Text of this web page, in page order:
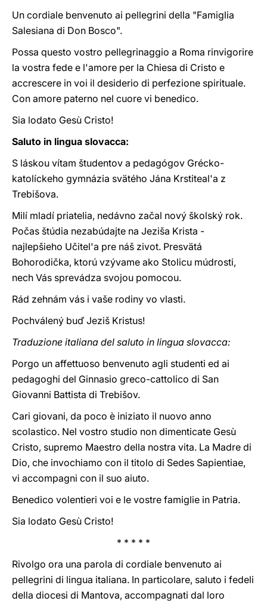
Un cordiale benvenuto ai pellegrini della "Famiglia
Salesiana di Don Bosco".
Possa questo vostro pellegrinaggio a Roma rinvigorire
la vostra fede e l'amore per la Chiesa di Cristo e
accrescere in voi il desiderio di perfezione spirituale.
Con amore paterno nel cuore vi benedico.
Sia lodato Gesù Cristo!
Saluto in lingua slovacca:
S láskou vítam študentov a pedagógov Grécko-
katolíckeho gymnázia svätého Jána Krstiteal'a z
Trebišova.
Milí mladí priatelia, nedávno začal nový školský rok.
Počas štúdia nezabúdajte na Jeziša Krista -
najlepšieho Učitel'a pre náš zivot. Presvätá
Bohorodička, ktorú vzývame ako Stolicu múdrosti,
nech Vás sprevádza svojou pomocou.
Rád zehnám vás i vaše rodiny vo vlasti.
Pochválený buď Jeziš Kristus!
Traduzione italiana del saluto in lingua slovacca:
Porgo un affettuoso benvenuto agli studenti ed ai
pedagoghi del Ginnasio greco-cattolico di San
Giovanni Battista di Trebišov.
Cari giovani, da poco è iniziato il nuovo anno
scolastico. Nel vostro studio non dimenticate Gesù
Cristo, supremo Maestro della nostra vita. La Madre di
Dio, che invochiamo con il titolo di Sedes Sapientiae,
vi accompagni con il suo aiuto.
Benedico volentieri voi e le vostre famiglie in Patria.
Sia lodato Gesù Cristo!
* * * * *
Rivolgo ora una parola di cordiale benvenuto ai
pellegrini di lingua italiana. In particolare, saluto i fedeli
della diocesi di Mantova, accompagnati dal loro